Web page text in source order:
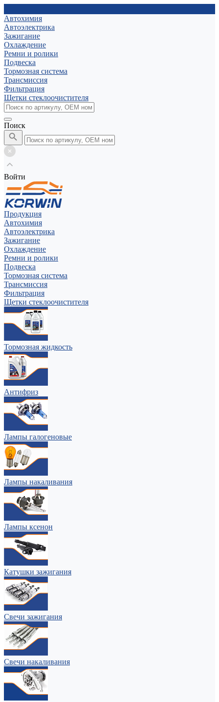
Автохимия
Автоэлектрика
Зажигание
Охлаждение
Ремни и ролики
Подвеска
Тормозная система
Трансмиссия
Фильтрация
Щетки стеклоочистителя
Поиск
Войти
Продукция
Автохимия
Автоэлектрика
Зажигание
Охлаждение
Ремни и ролики
Подвеска
Тормозная система
Трансмиссия
Фильтрация
Щетки стеклоочистителя
Тормозная жидкость
Антифриз
Лампы галогеновые
Лампы накаливания
Лампы ксенон
Катушки зажигания
Свечи зажигания
Свечи накаливания